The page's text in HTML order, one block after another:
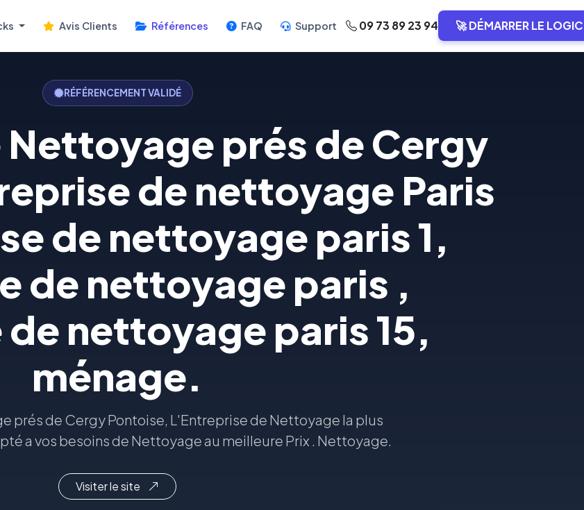
Avis Clients Références FAQ Support 09 73 89 23 94 🚀 DÉMARRER LE
RÉFÉRENCEMENT VALIDÉ
prés de Cergy
de nettoyage Paris
de nettoyage paris 1,
de nettoyage paris ,
nettoyage paris 15,
ménage.
prés de Cergy Pontoise, L'Entreprise de Nettoyage la plus
a vos besoins de Nettoyage au meilleure Prix . Nettoyage.
Visiter le site